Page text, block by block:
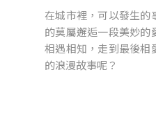
在城市裡，可以發生的
的莫屬邂逅一段美妙的
相遇相知，走到最後相
的浪漫故事呢？